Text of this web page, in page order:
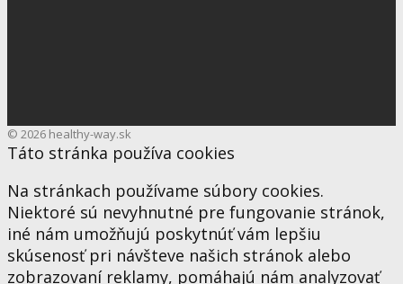
© 2026 healthy-way.sk
Táto stránka používa cookies
Na stránkach používame súbory cookies.
Niektoré sú nevyhnutné pre fungovanie stránok,
iné nám umožňujú poskytnúť vám lepšiu
skúsenosť pri návšteve našich stránok alebo
zobrazovaní reklamy, pomáhajú nám analyzovať